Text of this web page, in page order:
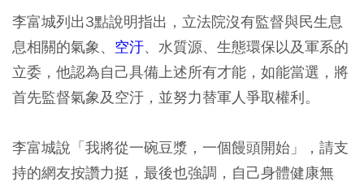
李富城列出3點說明指出，立法院沒有監督與民生息
息相關的氣象、 空汙、水質源、生態環保以及軍系的
立委，他認為自己具備上述所有才能，如能當選，將
首先監督氣象及空汙，並努力替軍人爭取權利。
李富城說「我將從一碗豆漿，一個饅頭開始」，請支
持的網友按讚力挺，最後也強調，自己身體健康無